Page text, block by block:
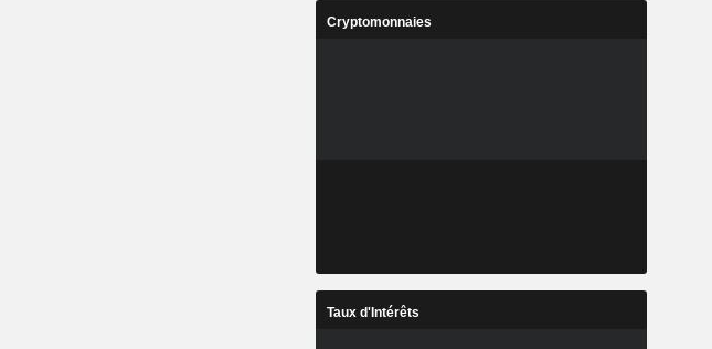
Cryptomonnaies
Taux d'Intérêts